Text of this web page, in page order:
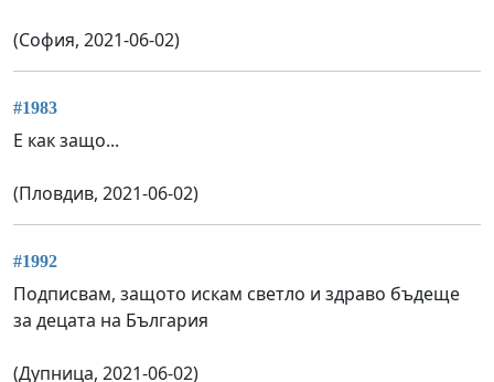
(София, 2021-06-02)
#1983
Е как защо...
(Пловдив, 2021-06-02)
#1992
Подписвам, защото искам светло и здраво бъдеще
за децата на България
(Дупница, 2021-06-02)